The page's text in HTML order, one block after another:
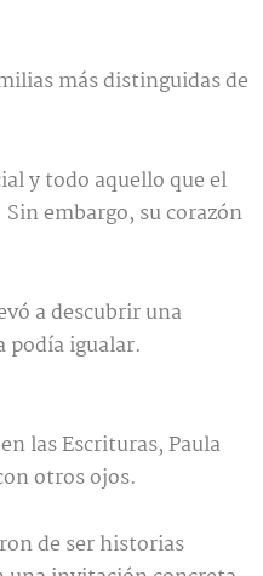
más distinguidas de
y todo aquello que el
embargo, su corazón
a descubrir una
podía igualar.
las Escrituras, Paula
otros ojos.
de ser historias